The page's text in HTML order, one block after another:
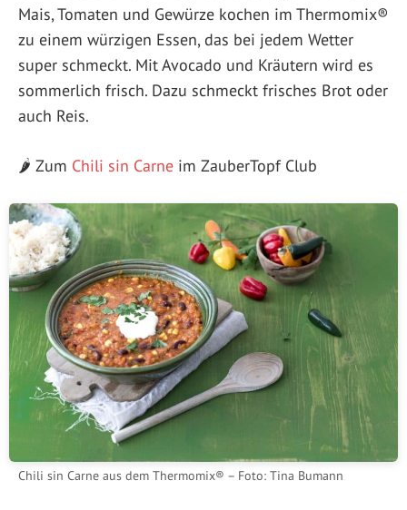
Mais, Tomaten und Gewürze kochen im Thermomix®
zu einem würzigen Essen, das bei jedem Wetter
super schmeckt. Mit Avocado und Kräutern wird es
sommerlich frisch. Dazu schmeckt frisches Brot oder
auch Reis.
🌶️ Zum Chili sin Carne im ZauberTopf Club
Chili sin Carne aus dem Thermomix® – Foto: Tina Bumann